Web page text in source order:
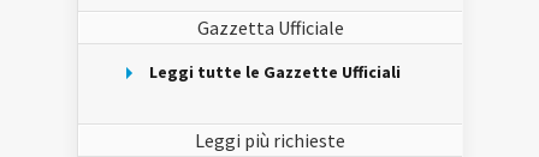
Gazzetta Ufficiale
Leggi tutte le Gazzette Ufficiali
Leggi più richieste